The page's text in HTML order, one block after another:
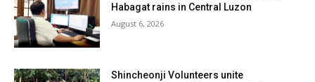
Habagat rains in Central Luzon
August 6, 2026
Shincheonji Volunteers unite